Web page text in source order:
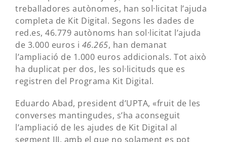
treballadores autònomes, han sol·licitat l’ajuda
completa de Kit Digital. Segons les dades de
red.es, 46.779 autònoms han sol·licitat l’ajuda
de 3.000 euros i 46.265, han demanat
l’ampliació de 1.000 euros addicionals. Tot això
ha duplicat per dos, les sol·licituds que es
registren del Programa Kit Digital.
Eduardo Abad, president d’UPTA, «fruit de les
converses mantingudes, s’ha aconseguit
l’ampliació de les ajudes de Kit Digital al
segment III, amb el que no solament es pot